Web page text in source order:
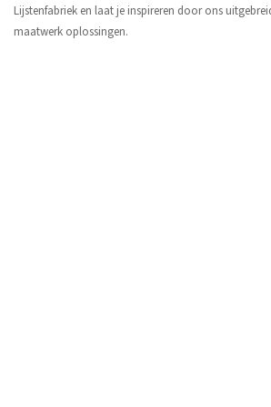
Lijstenfabriek en laat je inspireren door ons
maatwerk oplossingen.